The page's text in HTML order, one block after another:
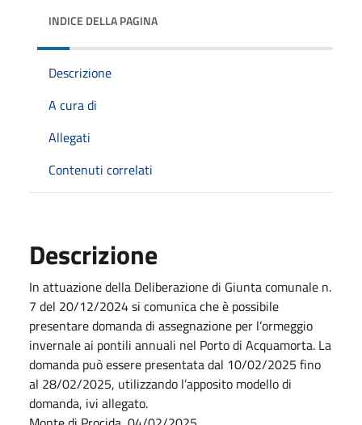
INDICE DELLA PAGINA
Descrizione
A cura di
Allegati
Contenuti correlati
Descrizione
In attuazione della Deliberazione di Giunta comunale n.
7 del 20/12/2024 si comunica che è possibile
presentare domanda di assegnazione per l’ormeggio
invernale ai pontili annuali nel Porto di Acquamorta. La
domanda può essere presentata dal 10/02/2025 fino
al 28/02/2025, utilizzando l’apposito modello di
domanda, ivi allegato.